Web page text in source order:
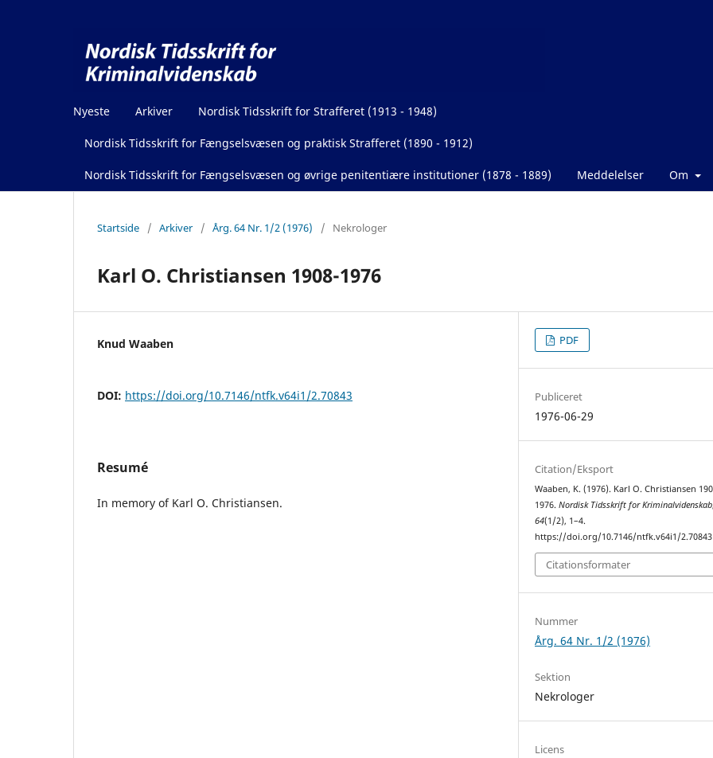
Nyeste Arkiver Nordisk Tidsskrift for Strafferet (1913 - 1948)
Nordisk Tidsskrift for Fængselsvæsen og praktisk Strafferet (1890 - 1912)
Nordisk Tidsskrift for Fængselsvæsen og øvrige penitentiære institutioner (1878 - 1889) Meddelelser Om
Startside / Arkiver / Årg. 64 Nr. 1/2 (1976) / Nekrologer
Karl O. Christiansen 1908-1976
Knud Waaben
DOI: https://doi.org/10.7146/ntfk.v64i1/2.70843
Resumé
In memory of Karl O. Christiansen.
PDF
Publiceret
1976-06-29
Citation/Eksport
Waaben, K. (1976). Karl O. Christiansen
1976.Nordisk Tidsskrift for Kriminalvidenskab,
64(1/2), 1–4.
https://doi.org/10.7146/ntfk.v64i1/2.70843
Citationsformater
Nummer
Årg. 64 Nr. 1/2 (1976)
Sektion
Nekrologer
Licens